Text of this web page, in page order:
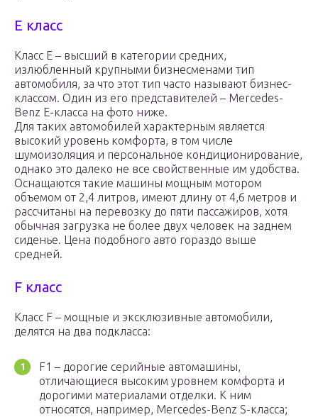
E класс
Класс Е – высший в категории средних,
излюбленный крупными бизнесменами тип
автомобиля, за что этот тип часто называют бизнес-
классом. Один из его представителей – Mercedes-
Benz E-класса на фото ниже.
Для таких автомобилей характерным является
высокий уровень комфорта, в том числе
шумоизоляция и персональное кондиционирование,
однако это далеко не все свойственные им удобства.
Оснащаются такие машины мощным мотором
объемом от 2,4 литров, имеют длину от 4,6 метров и
рассчитаны на перевозку до пяти пассажиров, хотя
обычная загрузка не более двух человек на заднем
сиденье. Цена подобного авто гораздо выше
средней.
F класс
Класс F – мощные и эксклюзивные автомобили,
делятся на два подкласса:
F1 – дорогие серийные автомашины,
отличающиеся высоким уровнем комфорта и
дорогими материалами отделки. К ним
относятся, например, Mercedes-Benz S-класса;